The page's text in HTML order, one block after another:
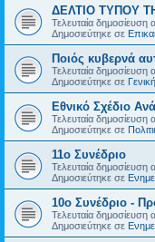
ΔΕΛΤΙΟ ΤΥΠΟΥ
Τελευταία δημοσίευση
Δημοσιεύτηκε σε
Ποιός κυβερνά
Τελευταία δημοσίευση
Δημοσιεύτηκε σε
Eθνικό Σχέδιο
Τελευταία δημοσίευση
Δημοσιεύτηκε σε
11o Συνέδριο
Τελευταία δημοσίευση
Δημοσιεύτηκε σε
10ο Συνέδριο -
Τελευταία δημοσίευση
Δημοσιεύτηκε σε